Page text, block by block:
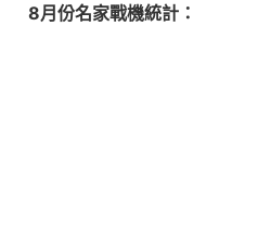
8月份名家戰機統計：